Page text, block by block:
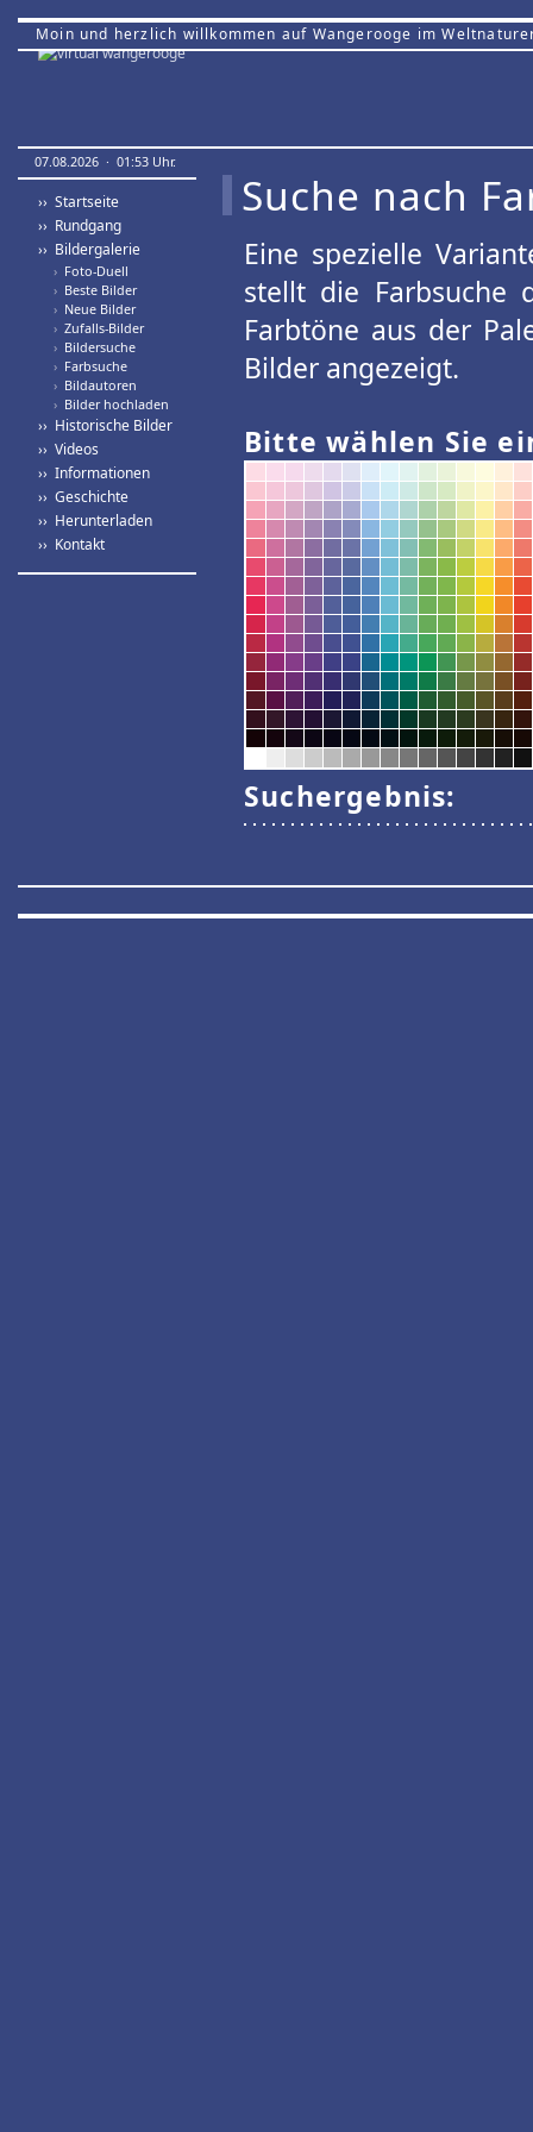
Moin und herzlich willkommen auf Wangerooge im
07.08.2026 · 01:53 Uhr.
›› Startseite
›› Rundgang
›› Bildergalerie
› Foto-Duell
› Beste Bilder
› Neue Bilder
› Zufalls-Bilder
› Bildersuche
› Farbsuche
› Bildautoren
› Bilder hochladen
›› Historische Bilder
›› Videos
›› Informationen
›› Geschichte
›› Herunterladen
›› Kontakt
Suche nach
Eine spezielle
stellt die Farbsuche
Farbtöne aus der
Bilder angezeigt.
Bitte wählen Sie
Suchergebnis: